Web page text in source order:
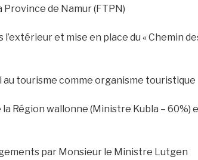
Province de Namur (FTPN)
l’extérieur et mise en place du « Chemin
au tourisme comme organisme touristique
Région wallonne (Ministre Kubla – 60%)
par Monsieur le Ministre Lutgen